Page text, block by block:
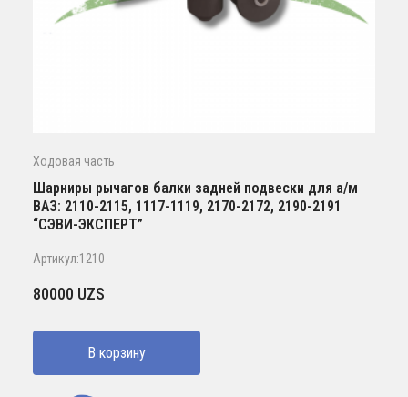
Ходовая часть
Шарниры рычагов балки задней подвески для а/м
ВАЗ: 2110-2115, 1117-1119, 2170-2172, 2190-2191
“СЭВИ-ЭКСПЕРТ”
Артикул:1210
80000 UZS
В корзину